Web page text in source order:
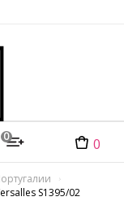
0 0
S1395/02